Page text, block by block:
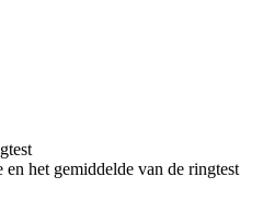
en het gemiddelde van de ringtest